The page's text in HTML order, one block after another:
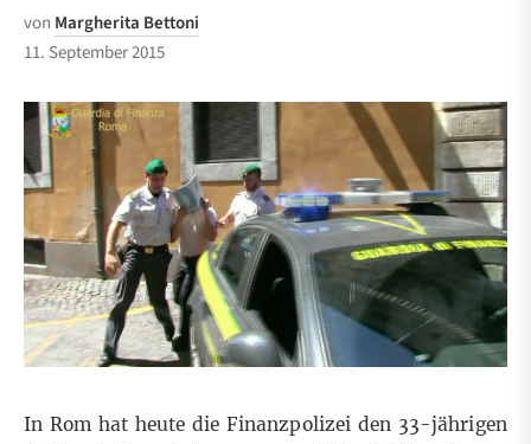
von Margherita Bettoni
11. September 2015
In Rom hat heute die Finanzpolizei den 33-jährigen